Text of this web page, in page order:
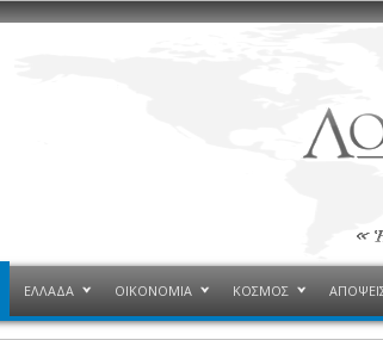
ΕΛΛΑΔΑ ΟΙΚΟΝΟΜΙΑ ΚΟΣΜΟΣ